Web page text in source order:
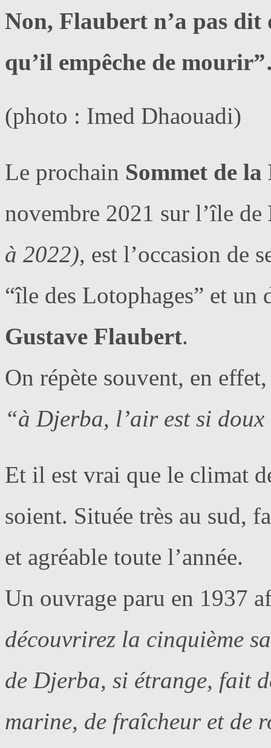
Non, Flaubert n’a pas dit
qu’il empêche de
(photo : Imed Dhaouadi)
Le prochain Sommet de
novembre 2021 sur l’île de
à 2022), est l’occasion de
“île des Lotophages” et un
Gustave Flaubert.
On répète souvent, en
“à Djerba, l’air est si
Et il est vrai que le climat
soient. Située très au sud,
et agréable toute l’année.
Un ouvrage paru en 1937
découvrirez la cinquième
de Djerba, si étrange, fait
marine, de fraîcheur et de